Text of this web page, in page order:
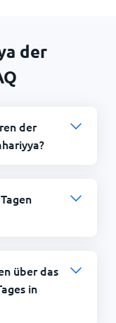
der
der
über das
in